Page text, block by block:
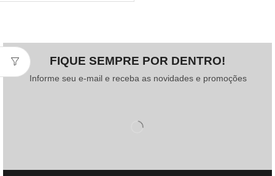
FIQUE SEMPRE POR DENTRO!
Informe seu e-mail e receba as novidades e promoções